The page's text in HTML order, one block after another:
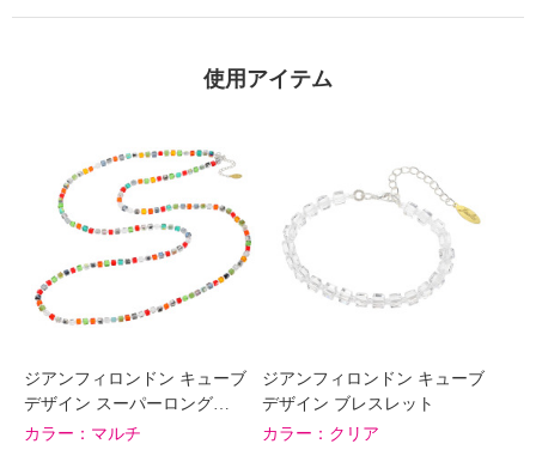
使用アイテム
ジアンフィロンドン キューブ
デザイン スーパーロング…
カラー： マルチ
ジアンフィロンドン キューブ
デザイン ブレスレット
カラー： クリア